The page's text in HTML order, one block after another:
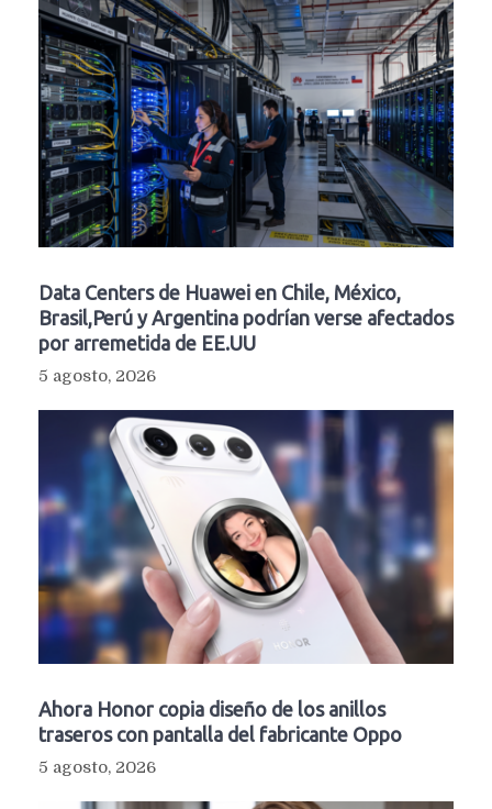
Data Centers de Huawei en Chile, México,
Brasil,Perú y Argentina podrían verse afectados
por arremetida de EE.UU
5 agosto, 2026
Ahora Honor copia diseño de los anillos
traseros con pantalla del fabricante Oppo
5 agosto, 2026